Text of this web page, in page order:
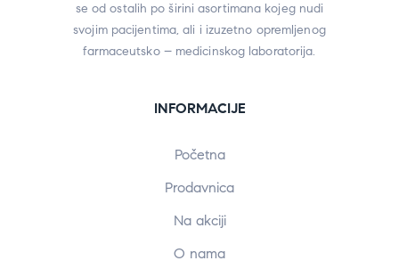
se od ostalih po širini asortimana kojeg nudi
svojim pacijentima, ali i izuzetno opremljenog
farmaceutsko – medicinskog laboratorija.
INFORMACIJE
Početna
Prodavnica
Na akciji
O nama